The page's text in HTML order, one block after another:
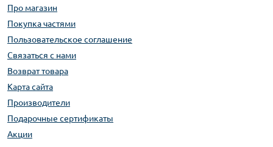
Про магазин
Покупка частями
Пользовательское соглашение
Связаться с нами
Возврат товара
Карта сайта
Производители
Подарочные сертификаты
Акции